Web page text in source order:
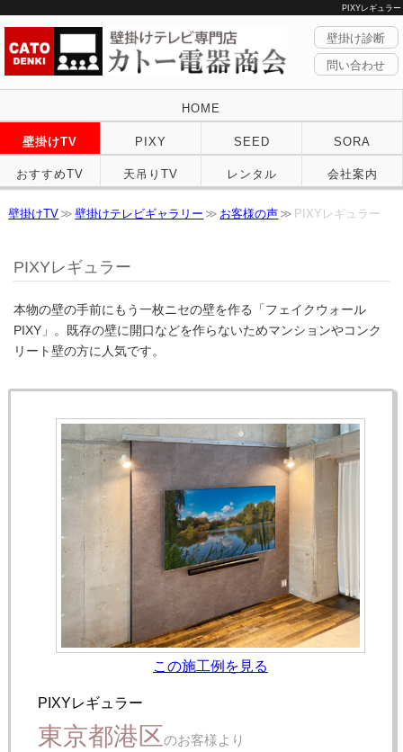
PIXYレギュラー
壁掛け診断
問い合わせ
HOME
壁掛けTV PIXY SEED SORA
おすすめTV 天吊りTV レンタル 会社案内
壁掛けTV 壁掛けテレビギャラリー お客様の声 PIXYレギュラー
PIXYレギュラー
本物の壁の手前にもう一枚ニセの壁を作る「フェイクウォール
PIXY」。既存の壁に開口などを作らないためマンションやコンク
リート壁の方に人気です。
この施工例を見る
PIXYレギュラー
東京都港区 のお客様より